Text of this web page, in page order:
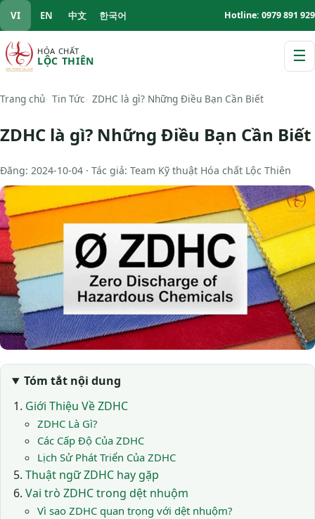
VI EN 中文 한국어 Hotline: 0979 891 929
HÓA CHẤT
LỘC THIÊN ☰
Trang chủ Tin Tức ZDHC là gì? Những Điều Bạn Cần Biết
ZDHC là gì? Những Điều Bạn Cần Biết
Đăng: 2024-10-04 · Tác giả: Team Kỹ thuật Hóa chất Lộc Thiên
Tóm tắt nội dung
Giới Thiệu Về ZDHC
ZDHC Là Gì?
Các Cấp Độ Của ZDHC
Lịch Sử Phát Triển Của ZDHC
Thuật ngữ ZDHC hay gặp
Vai trò ZDHC trong dệt nhuộm
Vì sao ZDHC quan trọng với dệt nhuộm?